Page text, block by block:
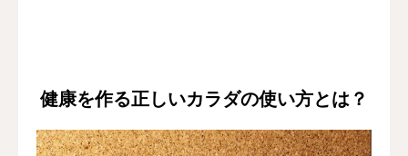
健康を作る正しいカラダの使い方とは？